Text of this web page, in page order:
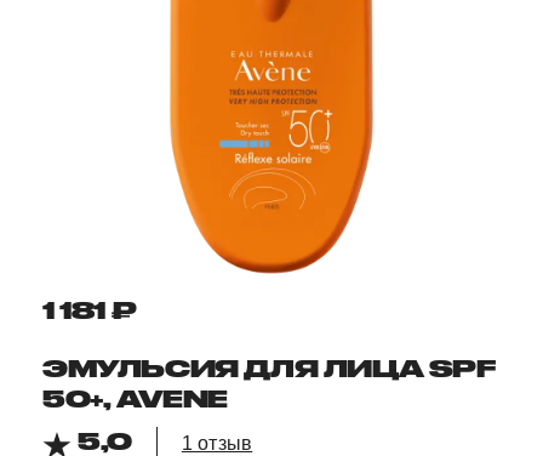
1 181 ₽
ЭМУЛЬСИЯ ДЛЯ ЛИЦА SPF
50+, AVENE
5,0
1 отзыв